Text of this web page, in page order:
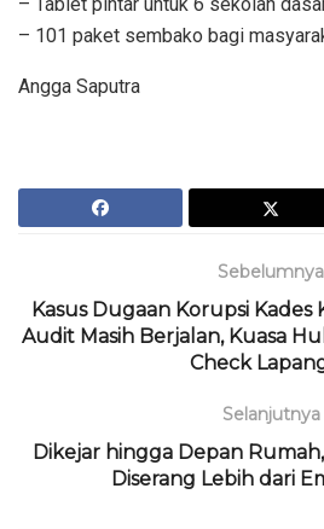
– Tablet pintar untuk 6 sekolah
– 101 paket sembako bagi
Angga Saputra
Sebelumnya
Kasus Dugaan Korupsi
Audit Masih Berjalan, Kuasa
Check
Selanjutnya
Dikejar hingga Depan
Diserang Lebih dari